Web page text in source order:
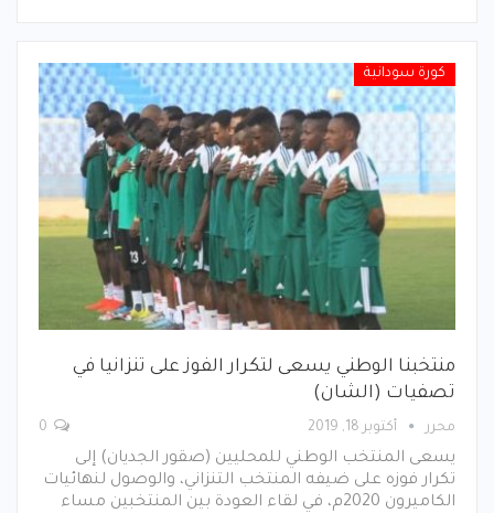
كورة سودانية
منتخبنا الوطني يسعى لتكرار الفوز على تنزانيا في
تصفيات (الشان)
محرر أكتوبر 18, 2019
يسعى المنتخب الوطني للمحليين (صقور الجديان) إلى
تكرار فوزه على ضيفه المنتخب التنزاني، والوصول لنهائيات
الكاميرون 2020م، في لقاء العودة بين المنتخبين مساء